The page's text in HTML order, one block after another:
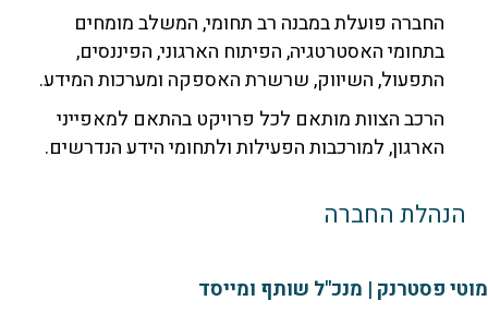
החברה פועלת במבנה רב תחומי, המשלב מומחים
בתחומי האסטרטגיה, הפיתוח הארגוני, הפיננסים,
התפעול, השיווק, שרשרת האספקה ומערכות המידע.
הרכב הצוות מותאם לכל פרויקט בהתאם למאפייני
הארגון, למורכבות הפעילות ולתחומי הידע הנדרשים.
החברה
פסטרנק | מנכ"ל שותף ומייסד